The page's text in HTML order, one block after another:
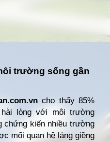
trường sống gần
cho thấy 85%
lòng với môi trường
chứng kiến nhiều trường
mối quan hệ láng giềng